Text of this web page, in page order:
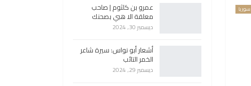
سوريا عمرو بن كلثوم | صاحب
معلقة الا هبي بصحنك
ديسمبر 30, 2024
أشعار أبو نواس: سيرة شاعر
الخمر التائب
ديسمبر 29, 2024